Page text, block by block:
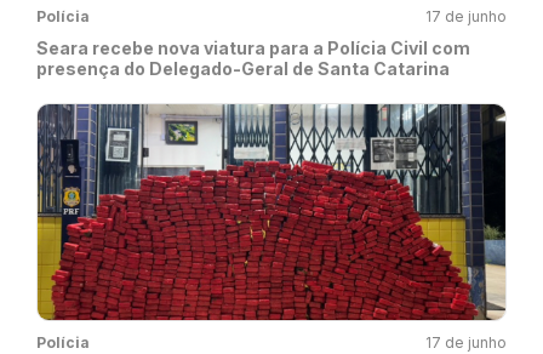
Polícia 17 de junho
Seara recebe nova viatura para a Polícia Civil com
presença do Delegado-Geral de Santa Catarina
Polícia 17 de junho